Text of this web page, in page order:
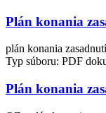
Plán konania
plán konania
Typ súboru: PDF
Plán konania